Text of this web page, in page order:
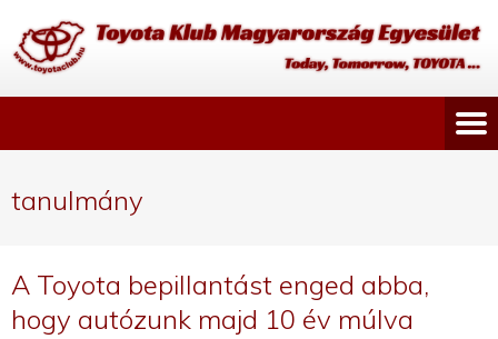
tanulmány
A Toyota bepillantást enged abba,
hogy autózunk majd 10 év múlva